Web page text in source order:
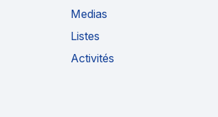
Medias
Listes
Activités